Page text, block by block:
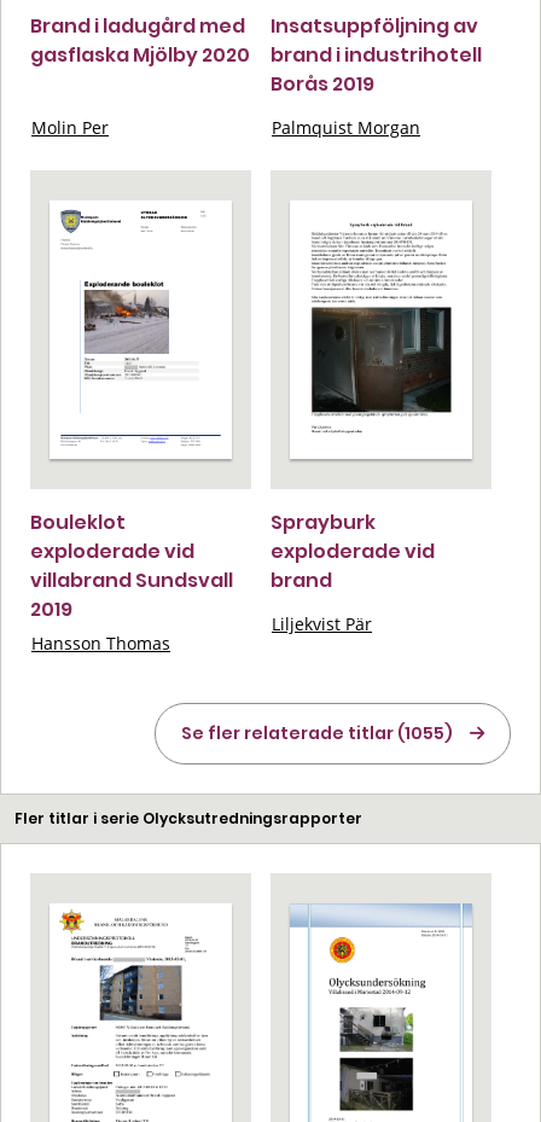
Brand i ladugård med
gasflaska Mjölby 2020
Molin Per
Insatsuppföljning av
brand i industrihotell
Borås 2019
Palmquist Morgan
Bouleklot
exploderade vid
villabrand Sundsvall
2019
Hansson Thomas
Sprayburk
exploderade vid
brand
Liljekvist Pär
Se fler relaterade titlar (1055)
Fler titlar i serie Olycksutredningsrapporter